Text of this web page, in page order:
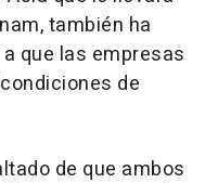
también ha
que las empresas
de
de que ambos